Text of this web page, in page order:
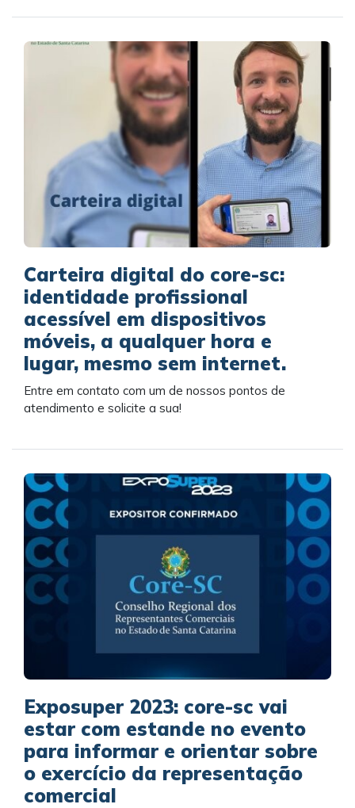
Carteira digital do core-sc:
identidade profissional
acessível em dispositivos
móveis, a qualquer hora e
lugar, mesmo sem internet.
Entre em contato com um de nossos pontos de
atendimento e solicite a sua!
Exposuper 2023: core-sc vai
estar com estande no evento
para informar e orientar sobre
o exercício da representação
comercial